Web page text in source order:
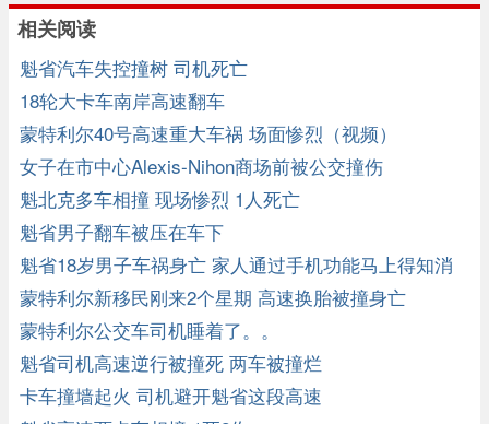
相关阅读
魁省汽车失控撞树 司机死亡
18轮大卡车南岸高速翻车
蒙特利尔40号高速重大车祸 场面惨烈（视频）
女子在市中心Alexis-Nihon商场前被公交撞伤
魁北克多车相撞 现场惨烈 1人死亡
魁省男子翻车被压在车下
魁省18岁男子车祸身亡 家人通过手机功能马上得知消
息
蒙特利尔新移民刚来2个星期 高速换胎被撞身亡
蒙特利尔公交车司机睡着了。。
魁省司机高速逆行被撞死 两车被撞烂
卡车撞墙起火 司机避开魁省这段高速